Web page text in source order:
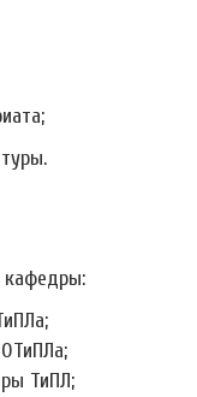
кафедры:
ТиПЛ;